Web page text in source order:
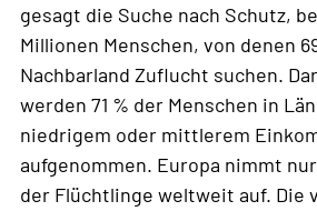
gesagt die Suche nach Schutz,
Millionen Menschen, von denen
Nachbarland Zuflucht suchen.
werden 71 % der Menschen in
niedrigem oder mittlerem
aufgenommen. Europa nimmt
der Flüchtlinge weltweit auf. Die